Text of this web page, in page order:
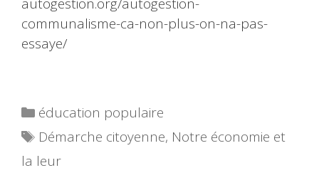
communalisme-ca-non-plus-on-na-pas-
essaye/
Catégories
éducation populaire
Étiquettes
Démarche citoyenne, Notre économie et
la leur